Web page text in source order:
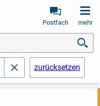
Postfach mehr
schließenzurücksetzen